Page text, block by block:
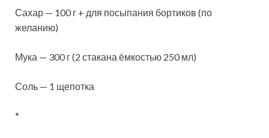
Сахар — 100 г + для посыпания бортиков (по
желанию)
Мука — 300 г (2 стакана ёмкостью 250 мл)
Соль — 1 щепотка
*